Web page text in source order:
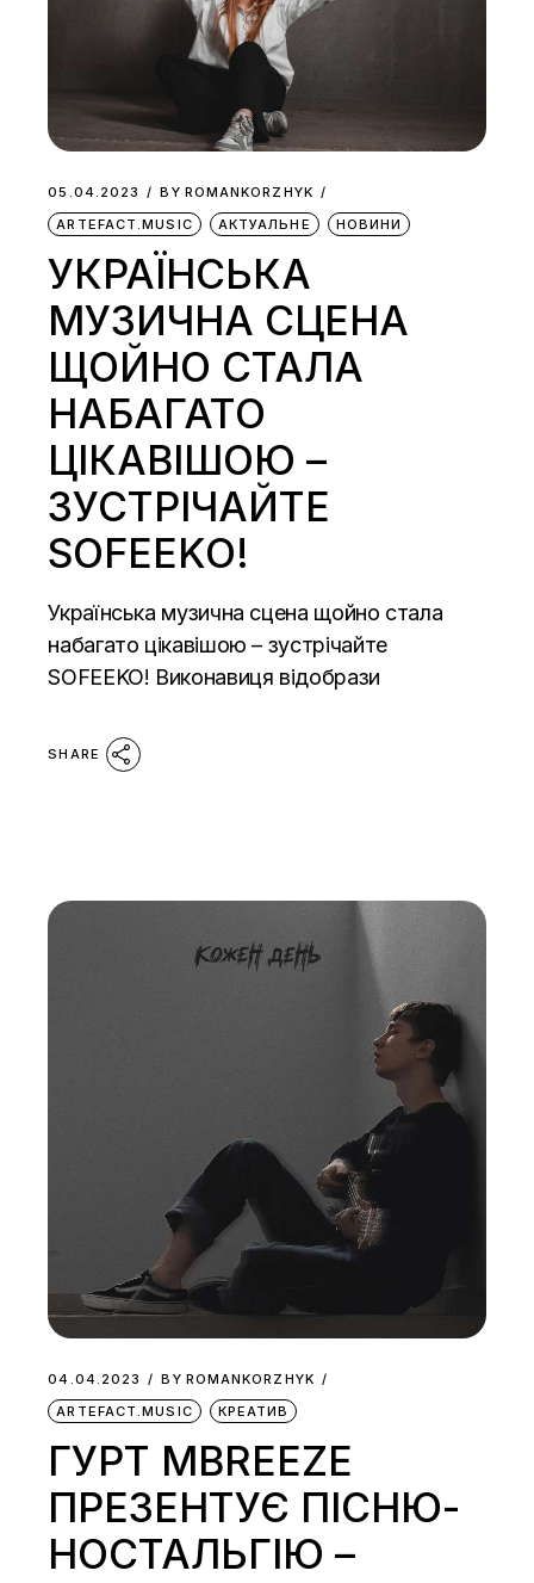
05.04.2023 BY ROMANKORZHYK
ARTEFACT.MUSIC
АКТУАЛЬНЕ НОВИНИ
УКРАЇНСЬКА
МУЗИЧНА СЦЕНА
ЩОЙНО СТАЛА
НАБАГАТО
ЦІКАВІШОЮ –
ЗУСТРІЧАЙТЕ
SOFEEKO!
Українська музична сцена щойно стала
набагато цікавішою – зустрічайте
SOFEEKO! Виконавиця відобрази
SHARE
04.04.2023 BY ROMANKORZHYK
ARTEFACT.MUSIC
КРЕАТИВ
ГУРТ MBREEZE
ПРЕЗЕНТУЄ ПІСНЮ-
НОСТАЛЬГІЮ –